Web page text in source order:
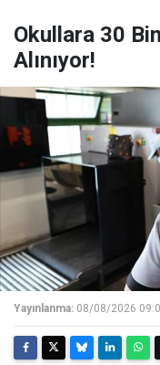
Okullara 30
Alınıyor!
Yayınlanma: 08/08/2026